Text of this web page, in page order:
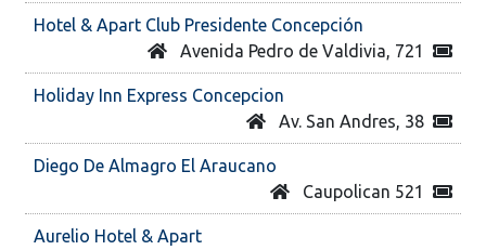
Hotel & Apart Club Presidente Concepción
Avenida Pedro de Valdivia, 721
Holiday Inn Express Concepcion
Av. San Andres, 38
Diego De Almagro El Araucano
Caupolican 521
Aurelio Hotel & Apart